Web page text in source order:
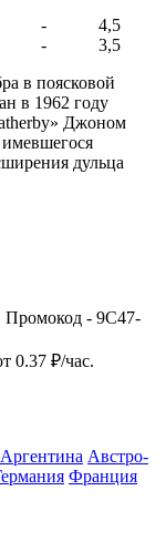
-
4,5
-
3,5
в поясковой
в 1962 году
Джоном
дульца
Промокод - 9C47-
0.37 ₽/час.
Аргентина Австро-
Франция